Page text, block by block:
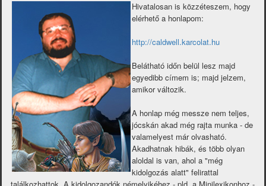
Hivatalosan is közzéteszem, hogy
elérhető a honlapom:
http://caldwell.karcolat.hu
Belátható időn belül lesz majd
egyedibb címem is; majd jelzem,
amikor változik.
A honlap még messze nem teljes,
jócskán akad még rajta munka - de
valamelyest már olvasható.
Akadhatnak hibák, és több olyan
aloldal is van, ahol a "még
kidolgozás alatt" felirattal